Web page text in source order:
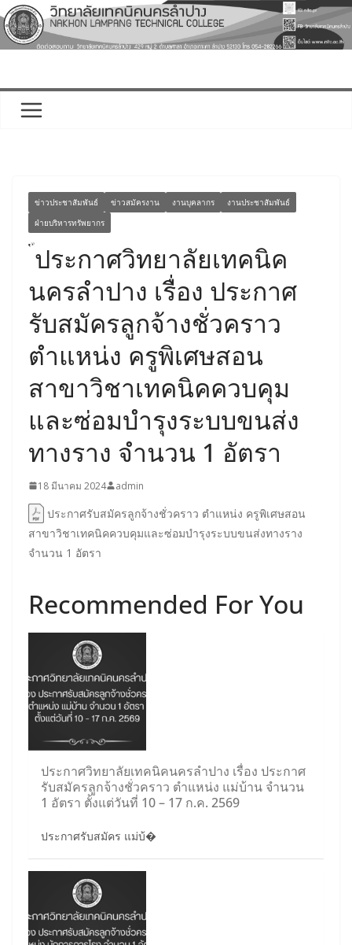
Skip
to
content
ข่าวประชาสัมพันธ์ ข่าวสมัครงาน งานบุคลากร
งานประชาสัมพันธ์
ฝ่ายบริหารทรัพยากร
ประกาศวิทยาลัยเทคนิค
นครลำปาง เรื่อง ประกาศ
รับสมัครลูกจ้างชั่วคราว
ตำแหน่ง ครูพิเศษสอน
สาขาวิชาเทคนิคควบคุม
และซ่อมบำรุงระบบขนส่ง
ทางราง จำนวน 1 อัตรา
18 มีนาคม 2024 admin
ประกาศรับสมัครลูกจ้างชั่วคราว ตำแหน่ง ครูพิเศษสอน
สาขาวิชาเทคนิคควบคุมและซ่อมบำรุงระบบขนส่งทางราง
จำนวน 1 อัตรา
Recommended For You
ประกาศวิทยาลัยเทคนิคนครลำปาง เรื่อง ประกาศ
รับสมัครลูกจ้างชั่วคราว ตำแหน่ง แม่บ้าน จำนวน
1 อัตรา ตั้งแต่วันที่ 10 – 17 ก.ค. 2569
ประกาศรับสมัคร แม่บ้�